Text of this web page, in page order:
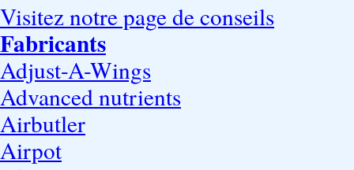
Visitez notre page de conseils
Fabricants
Adjust-A-Wings
Advanced nutrients
Airbutler
Airpot